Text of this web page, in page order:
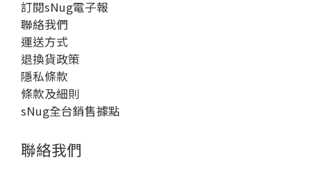
訂閱sNug電子報
聯絡我們
運送方式
退換貨政策
隱私條款
條款及細則
sNug全台銷售據點
聯絡我們